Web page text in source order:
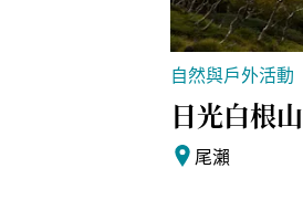
自然與戶外活動
日光白根山
尾瀨